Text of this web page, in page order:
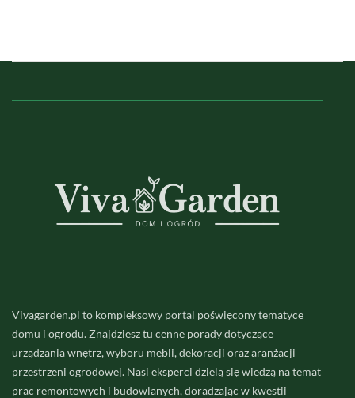
Vivagarden.pl to kompleksowy portal poświęcony tematyce
domu i ogrodu. Znajdziesz tu cenne porady dotyczące
urządzania wnętrz, wyboru mebli, dekoracji oraz aranżacji
przestrzeni ogrodowej. Nasi eksperci dzielą się wiedzą na temat
prac remontowych i budowlanych, doradzając w kwestii